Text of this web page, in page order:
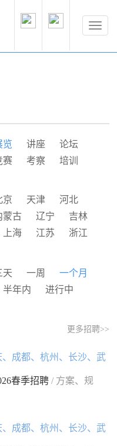
览 讲座
论坛
赛 考察
培训
京 天津
河北
蒙古 辽宁
吉林
上海 江苏
浙江
广东
南 重庆
四川
国外
天 一周
一个月
半年内 进行中
更多招聘>>
、成都、杭州、长沙、武
春季招聘/ 方案、规
、成都、杭州、长沙、武